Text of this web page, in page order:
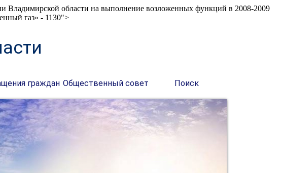
Владимирской области на выполнение возложенных функций в 2008-2009
газ» - 1130">
граждан Общественный совет Поиск